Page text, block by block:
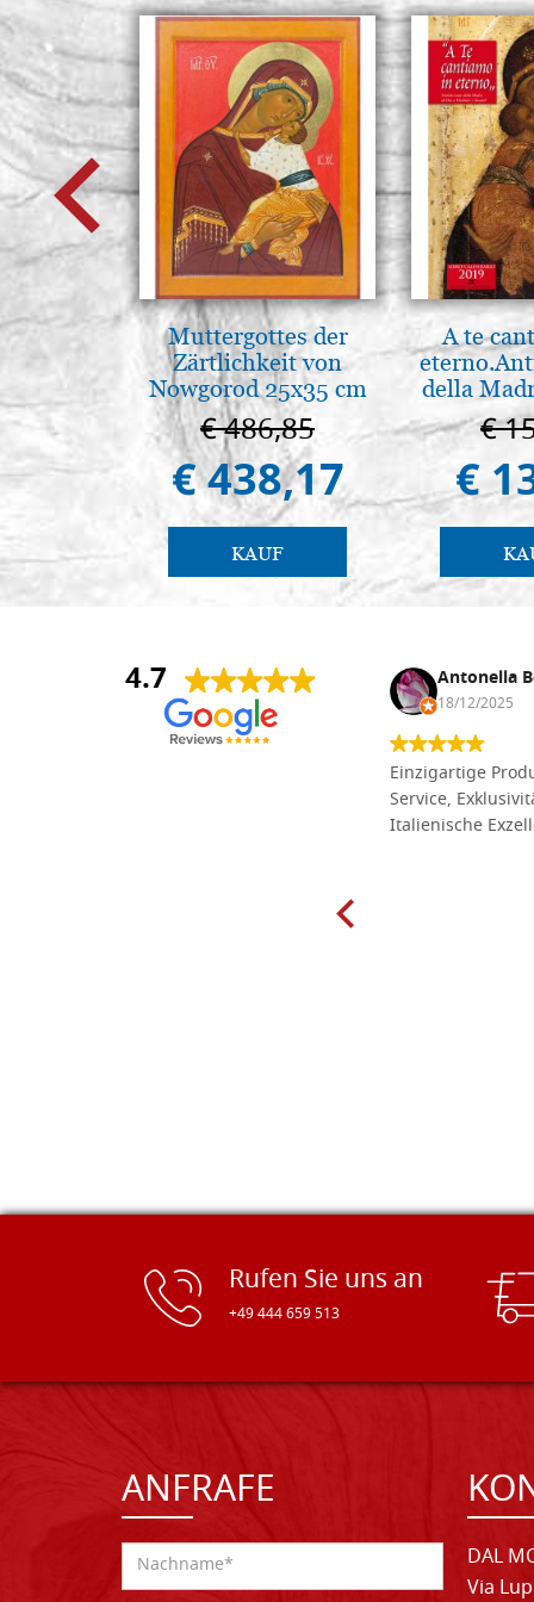
Muttergottes der
Zärtlichkeit von
Nowgorod 25x35 cm
€ 486,85
€ 438,17
KAUF
A te
della
Vladimir
(libro-
€
€
4.7
Anna Maria Negri Antonella
18/12/2025
Einzigartige
Service,
Italienische
Rufen Sie uns an
+49 444 659 513
ANFRAFE
DAL
Via